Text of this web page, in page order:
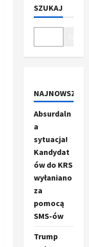
SZUKAJ
NAJNOWSZE
Absurdaln
a
sytuacja!
Kandydat
ów do KRS
wyłaniano
za
pomocą
SMS-ów
Trump